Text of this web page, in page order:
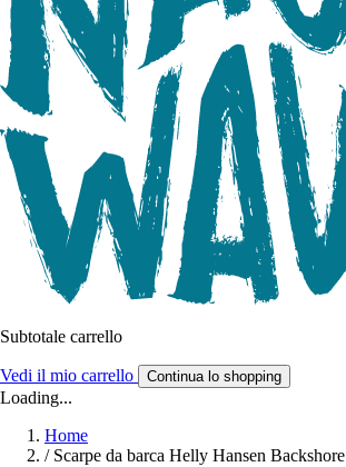
Subtotale carrello
Vedi il mio carrello Continua lo shopping
Loading...
Home
/ Scarpe da barca Helly Hansen Backshore